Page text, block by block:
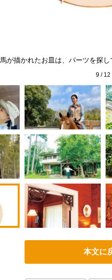
馬が描かれたお皿は、パーツを探し
9 / 12
本文に